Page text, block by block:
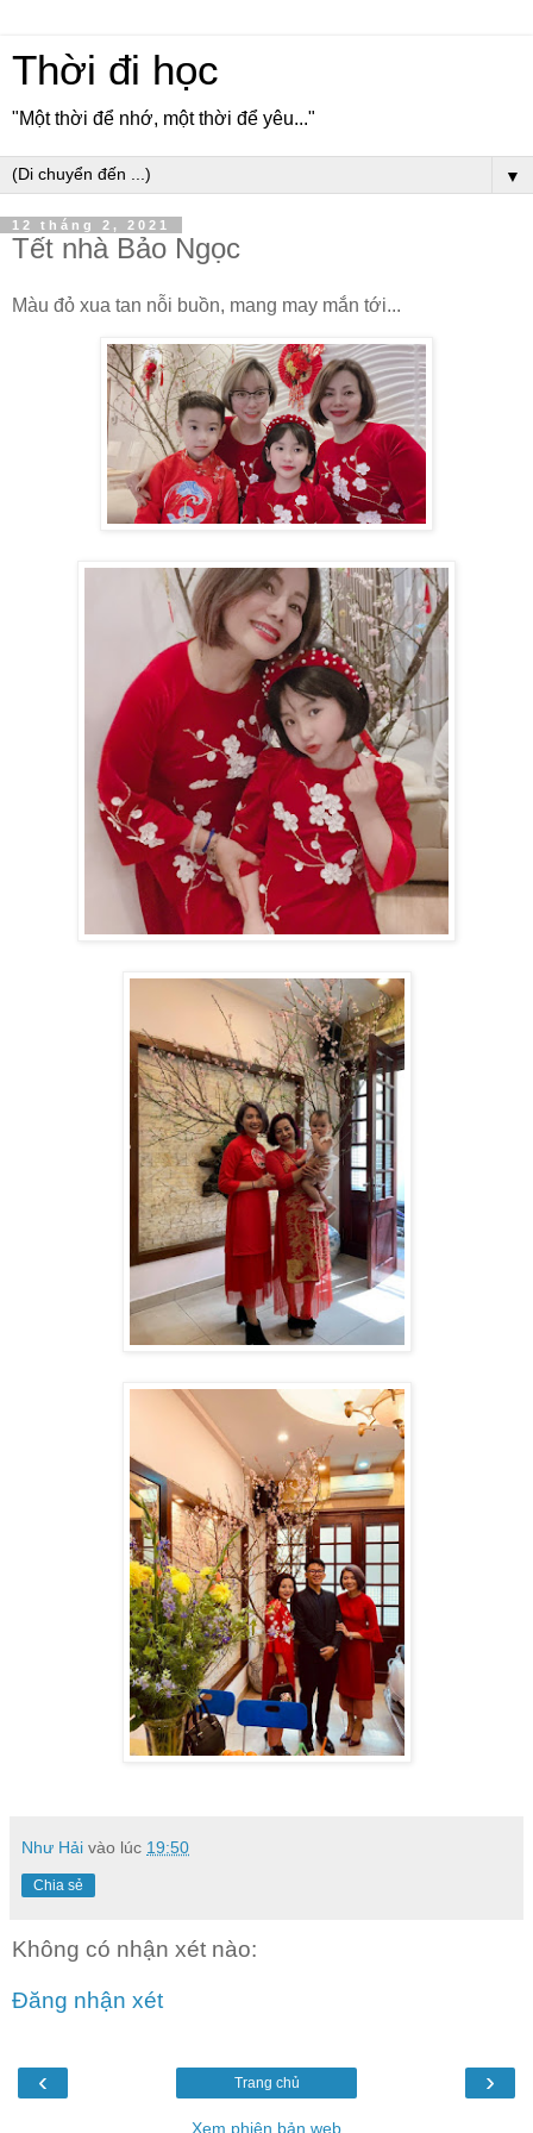
Thời đi học
"Một thời để nhớ, một thời để yêu..."
▼
12 tháng 2, 2021
Tết nhà Bảo Ngọc
Màu đỏ xua tan nỗi buồn, mang may mắn tới...
Như Hải vào lúc 19:50
Chia sẻ
Không có nhận xét nào:
Đăng nhận xét
‹ ›
Trang chủ
Xem phiên bản web